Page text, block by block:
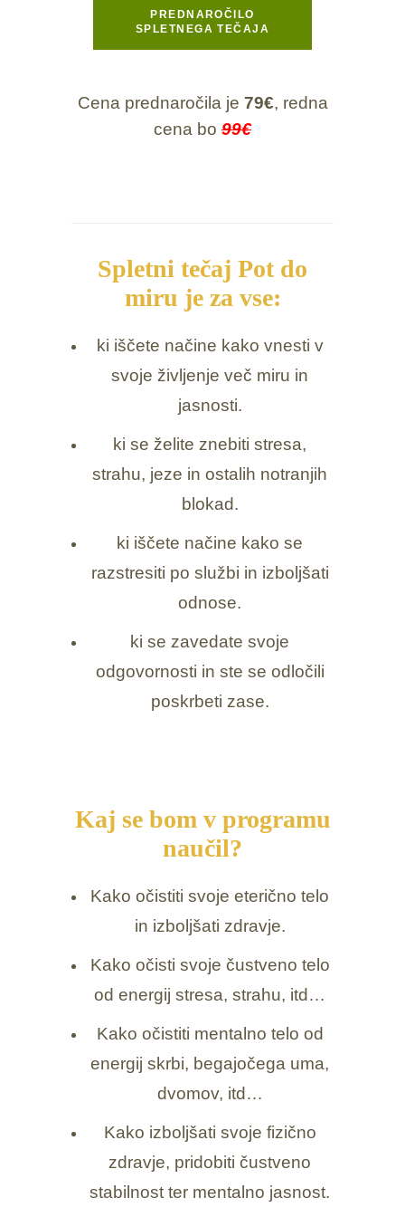
PREDNAROČILO
SPLETNEGA TEČAJA
Cena prednaročila je 79€, redna
cena bo 99€
Spletni tečaj Pot do
miru je za vse:
ki iščete načine kako vnesti v
svoje življenje več miru in
jasnosti.
ki se želite znebiti stresa,
strahu, jeze in ostalih notranjih
blokad.
ki iščete načine kako se
razstresiti po službi in izboljšati
odnose.
ki se zavedate svoje
odgovornosti in ste se odločili
poskrbeti zase.
Kaj se bom v programu
naučil?
Kako očistiti svoje eterično telo
in izboljšati zdravje.
Kako očisti svoje čustveno telo
od energij stresa, strahu, itd…
Kako očistiti mentalno telo od
energij skrbi, begajočega uma,
dvomov, itd…
Kako izboljšati svoje fizično
zdravje, pridobiti čustveno
stabilnost ter mentalno jasnost.